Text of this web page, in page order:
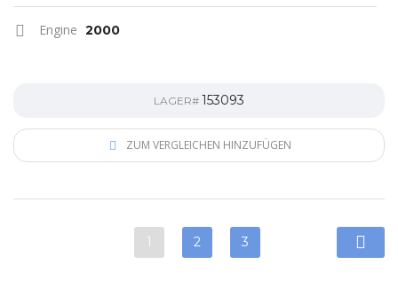
Engine 2000
LAGER# 153093
ZUM VERGLEICHEN HINZUFÜGEN
1 2 3